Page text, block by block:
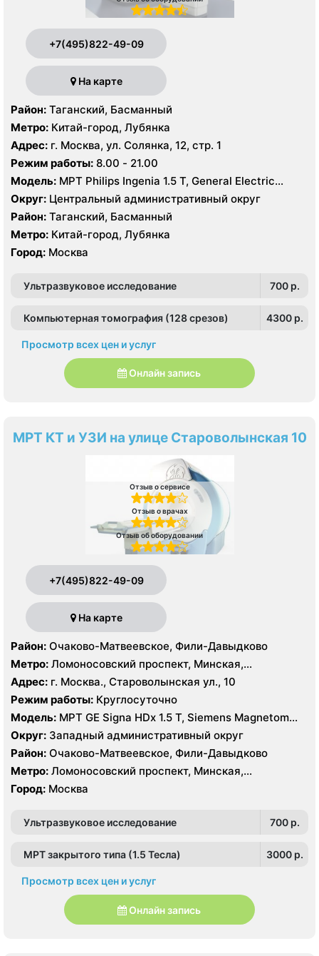
+7(495)822-49-09
На карте
Район: Таганский, Басманный
Метро: Китай-город, Лубянка
Адрес: г. Москва, ул. Солянка, 12, стр. 1
Режим работы: 8.00 - 21.00
Модель: МРТ Philips Ingenia 1.5 Т, General Electric
Healthcare 3.0 Т, КТ Philips Ingeniuty 64 среза, GE
Revolution evo 128 срезов, УЗИ Philips iE33 X-matrix
Округ: Центральный административный округ
Район: Таганский, Басманный
Метро: Китай-город, Лубянка
Город: Москва
Ультразвуковое исследование 700 p.
Компьютерная томография (128 срезов) 4300 p.
Просмотр всех цен и услуг
Онлайн запись
МРТ КТ и УЗИ на улице Староволынская 10
Отзыв о сервисе
Отзыв о врачах
Отзыв об оборудовании
+7(495)822-49-09
На карте
Район: Очаково-Матвеевское, Фили-Давыдково
Метро: Ломоносовский проспект, Минская,
Славянский бульвар
Адрес: г. Москва., Староволынская ул., 10
Режим работы: Круглосуточно
Модель: МРТ GE Signa HDx 1.5 T, Siemens Magnetom
Harmony 1.0 Т, КТ GE Healthcare Optima CT660 64
среза, GE Healthcare BrightSpeed 16 срезов, УЗИ
Hitachi Hi Vision Preirus, GE Voluson E8
Округ: Западный административный округ
Район: Очаково-Матвеевское, Фили-Давыдково
Метро: Ломоносовский проспект, Минская,
Славянский бульвар
Город: Москва
Ультразвуковое исследование 700 p.
МРТ закрытого типа (1.5 Тесла) 3000 p.
Просмотр всех цен и услуг
Онлайн запись